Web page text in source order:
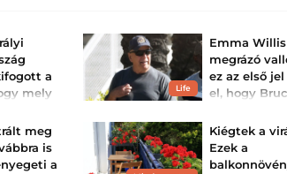
a
mely
az
nem
Life
Emma Willis
megrázó
ez az első
el, hogy
súlyosabb,
Őszintén mesélt
tünetről, amely
diagnózis előtt
meg
is
a
Kiégtek a
Ezek a